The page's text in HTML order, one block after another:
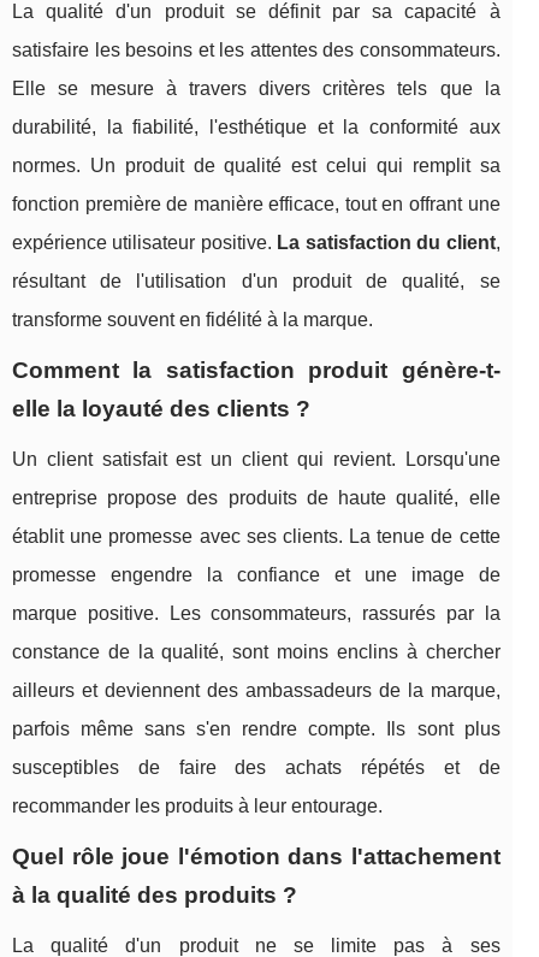
La qualité d'un produit se définit par sa capacité à
satisfaire les besoins et les attentes des consommateurs.
Elle se mesure à travers divers critères tels que la
durabilité, la fiabilité, l'esthétique et la conformité aux
normes. Un produit de qualité est celui qui remplit sa
fonction première de manière efficace, tout en offrant une
expérience utilisateur positive. La satisfaction du client,
résultant de l'utilisation d'un produit de qualité, se
transforme souvent en fidélité à la marque.
Comment la satisfaction produit génère-t-
elle la loyauté des clients ?
Un client satisfait est un client qui revient. Lorsqu'une
entreprise propose des produits de haute qualité, elle
établit une promesse avec ses clients. La tenue de cette
promesse engendre la confiance et une image de
marque positive. Les consommateurs, rassurés par la
constance de la qualité, sont moins enclins à chercher
ailleurs et deviennent des ambassadeurs de la marque,
parfois même sans s'en rendre compte. Ils sont plus
susceptibles de faire des achats répétés et de
recommander les produits à leur entourage.
Quel rôle joue l'émotion dans l'attachement
à la qualité des produits ?
La qualité d'un produit ne se limite pas à ses